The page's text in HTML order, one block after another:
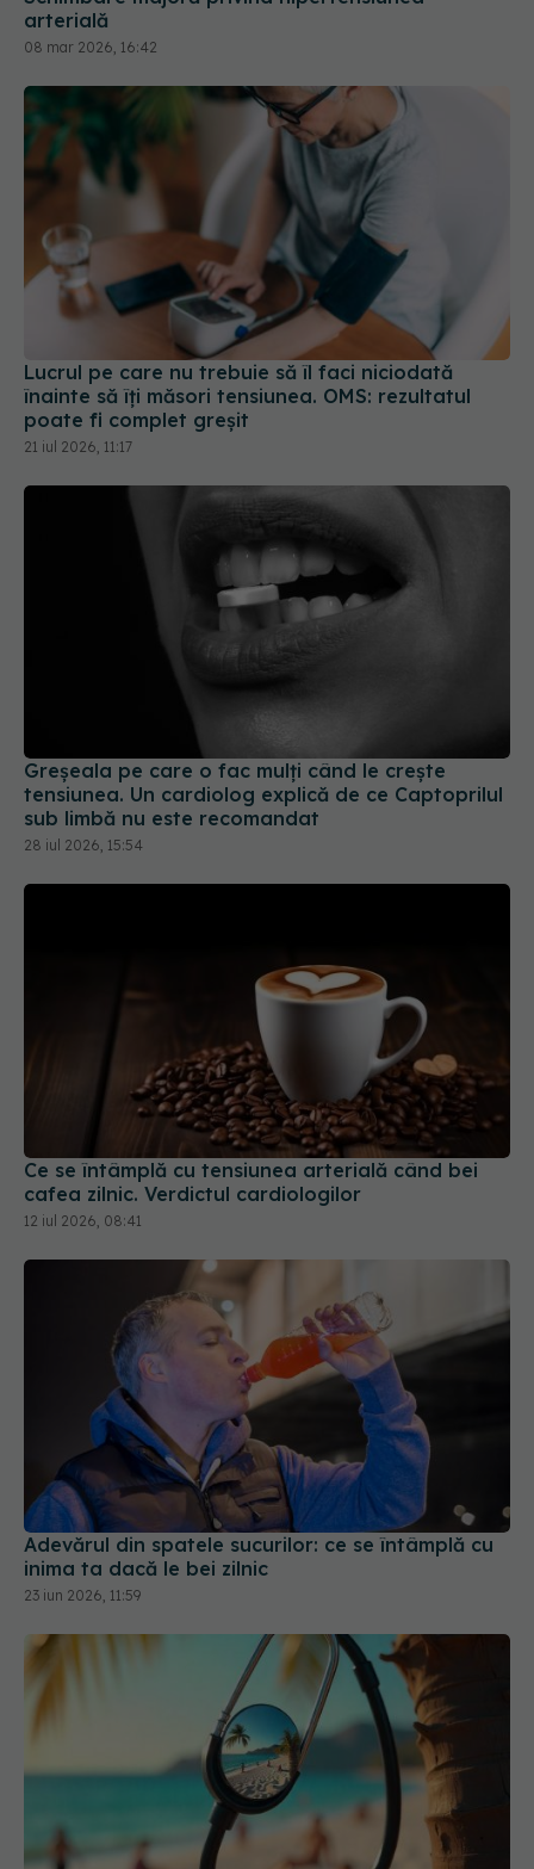
Lucrul pe care nu trebuie să îl faci niciodată
înainte să îți măsori tensiunea. OMS: rezultatul
poate fi complet greșit
Greșeala pe care o fac mulți când le crește
tensiunea. Un cardiolog explică de ce Captoprilul
sub limbă nu este recomandat
Ce se întâmplă cu tensiunea arterială când bei
cafea zilnic. Verdictul cardiologilor
12 iul 2026, 08:41
Adevărul din spatele sucurilor: ce se întâmplă cu
inima ta dacă le bei zilnic
23 iun 2026, 11:59
Ce valori ale tensiunii arteriale sunt periculoase
în timpul caniculei. Semnalele pe care nu trebuie